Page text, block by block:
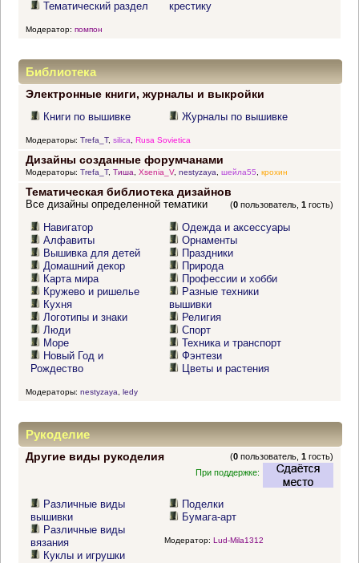
Тематический раздел крестику
Модератор: помпон
Библиотека
Электронные книги, журналы и выкройки
Книги по вышивке Журналы по вышивке
Модераторы: Trefa_T, silica Rusa Sovietica
Дизайны созданные форумчанами
Модераторы: Trefa_T, Тиша, Xsenia_V, nestyzaya, шейла55, крохин
Тематическая библиотека дизайнов
(0 пользователь,1 гость)
Все дизайны определенной тематики
Навигатор
Алфавиты
Вышивка для детей
Домашний декор
Карта мира
Кружево и ришелье
Кухня
Логотипы и знаки
Люди
Море
Новый Год и
Рождество
Одежда и аксессуары
Орнаменты
Праздники
Природа
Профессии и хобби
Разные техники
вышивки
Религия
Спорт
Техника и транспорт
Фэнтези
Цветы и растения
Модераторы: nestyzaya ledy
Рукоделие
Другие виды рукоделия (0 пользователь,1 гость)
При поддержке:
Различные виды
вышивки
Различные виды
вязания
Куклы и игрушки
Поделки
Бумага-арт
Модератор: Lud-Mila1312